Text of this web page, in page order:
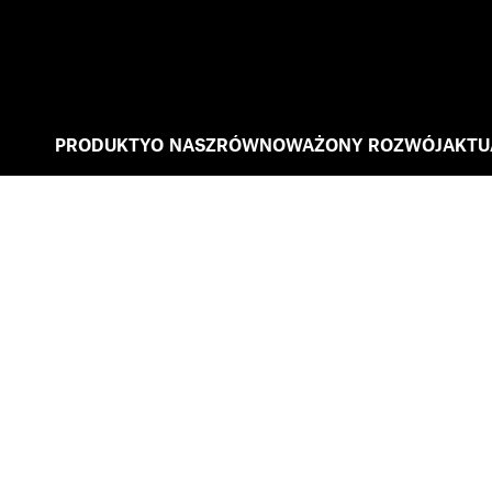
PRODUKTYO NASZRÓWNOWAŻONY ROZWÓJ